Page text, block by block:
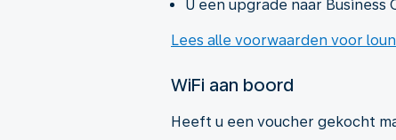
U een upgrade naar
Lees alle voorwaarden voor
WiFi aan boord
Heeft u een voucher gekocht